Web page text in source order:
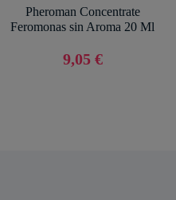
Pheroman Concentrate
Feromonas sin Aroma 20 Ml
9,05 €